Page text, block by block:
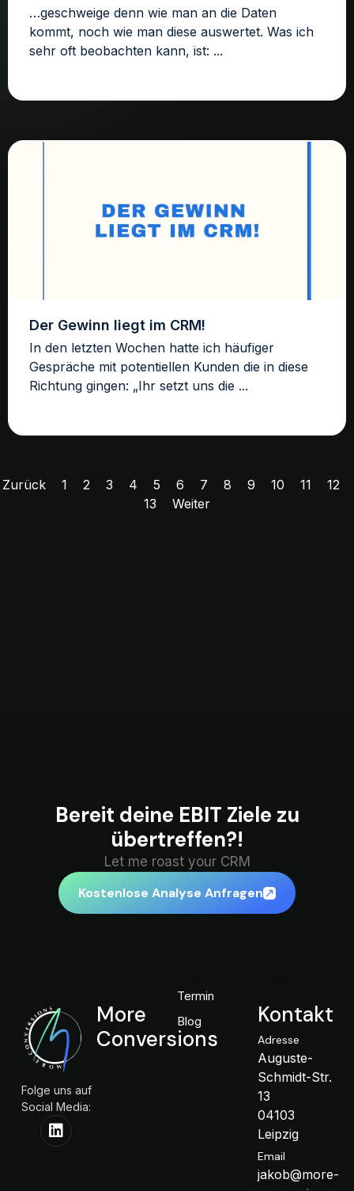
…geschweige denn wie man an die Daten
kommt, noch wie man diese auswertet. Was ich
sehr oft beobachten kann, ist: ...
Der Gewinn liegt im CRM!
In den letzten Wochen hatte ich häufiger
Gespräche mit potentiellen Kunden die in diese
Richtung gingen: „Ihr setzt uns die ...
Zurück 1 2 3 4 5 6 7 8 9 10 11
12
13
Weiter
Bereit deine EBIT Ziele zu
übertreffen?!
Let me roast your CRM
Kostenlose Analyse Anfragen
Kontakt
Adresse
Auguste-
Schmidt-Str.
13
04103
Leipzig
Email
jakob@more-
Termin
Blog
More
Conversions
Folge uns auf
Social Media: